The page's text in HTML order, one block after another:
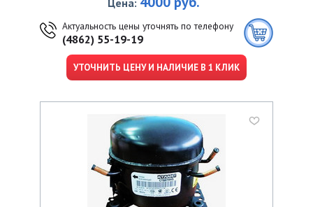
Актуальность цены уточнять по телефону
(4862) 55-19-19
УТОЧНИТЬ ЦЕНУ И НАЛИЧИЕ В 1 КЛИК